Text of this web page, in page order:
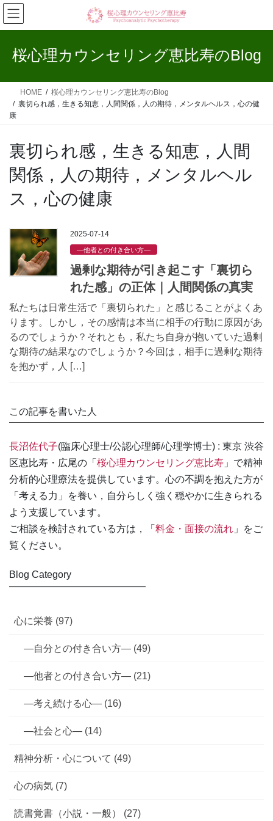
コ
ン
テ
ス
ナ
ビ
ゲ
ン
桜心理カウンセリング恵比寿のBlog
HOME
桜心理カウンセリング恵比寿のBlog
裏切られ感，生きる知恵，人間関係，人の期待，メンタルヘルス，心の健
康
裏切られ感，生きる知恵，人間
関係，人の期待，メンタルヘル
ス，心の健康
2025-07-14
—他者との付き合い方—
過剰な期待が引き起こす「裏切ら
れた感」の正体｜人間関係の真実
私たちは日常生活で「裏切られた」と感じることがよくあ
ります。しかし，その感情は本当に相手の行動に原因があ
るのでしょうか？それとも，私たち自身が抱いていた過剰
な期待の結果なのでしょうか？今回は，相手に過剰な期待
を抱かず，人 […]
この記事を書いた人
長沼佐代子(臨床心理士/公認心理師/心理学博士) : 東京 渋谷
区恵比寿・広尾の「 桜心理カウンセリング恵比寿 」で精神
分析的心理療法を提供しています。心の不調を抱えた方が
「考える力」を養い，自分らしく強く穏やかに生きられる
よう支援しています。
ご相談を検討されている方は，「 料金・面接の流れ 」をご
覧ください。
Blog Category
――――――――――――――
心に栄養 (97)
—自分との付き合い方— (49)
—他者との付き合い方— (21)
—考え続ける心— (16)
—社会と心— (14)
精神分析・心について (49)
心の病気 (7)
読書覚書（小説・一般） (27)